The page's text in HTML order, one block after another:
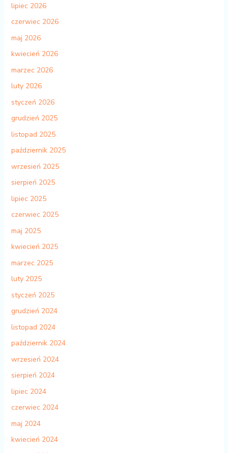
lipiec 2026
czerwiec 2026
maj 2026
kwiecień 2026
marzec 2026
luty 2026
styczeń 2026
grudzień 2025
listopad 2025
październik 2025
wrzesień 2025
sierpień 2025
lipiec 2025
czerwiec 2025
maj 2025
kwiecień 2025
marzec 2025
luty 2025
styczeń 2025
grudzień 2024
listopad 2024
październik 2024
wrzesień 2024
sierpień 2024
lipiec 2024
czerwiec 2024
maj 2024
kwiecień 2024